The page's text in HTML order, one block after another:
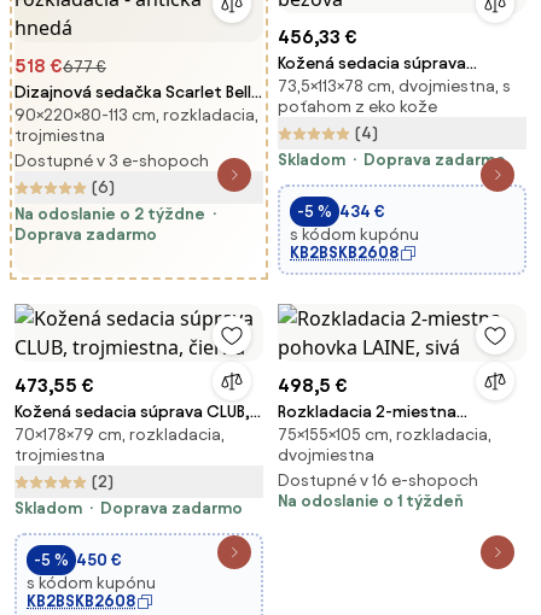
518 €677 €
Dizajnová sedačka Scarlet Belle
II - 220 cm rozkladacia - antická
hnedá
90×220×80-113 cm, rozkladacia,
trojmiestna
Dostupné v 3 e-shopoch
(6)
Na odoslanie o 2 týždne
Doprava zadarmo
456,33 €
Kožená sedacia súprava
BULLDOG, dvojmiestna, béžová
73,5×113×78 cm, dvojmiestna, s
poťahom z eko kože
(4)
Skladom
Doprava zadarmo
-5 % 434 €
s kódom kupónu
KB2BSKB2608
473,55 €
Kožená sedacia súprava CLUB,
trojmiestna, čierna
70×178×79 cm, rozkladacia,
trojmiestna
(2)
Skladom
Doprava zadarmo
-5 % 450 €
s kódom kupónu
KB2BSKB2608
498,5 €
Rozkladacia 2-miestna
pohovka LAINE, sivá
75×155×105 cm, rozkladacia,
dvojmiestna
Dostupné v 16 e-shopoch
Na odoslanie o 1 týždeň